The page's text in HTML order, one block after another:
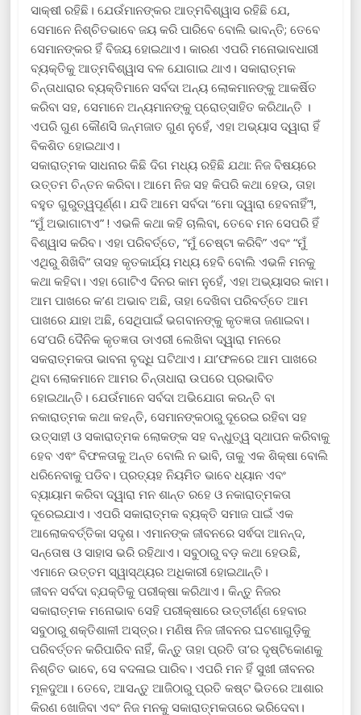
ସାକ୍ଷୀ ରହିଛି। ଯେଉଁମାନଙ୍କର ଆତ୍ମବିଶ୍ୱାସ ରହିଛି ଯେ,
ସେମାନେ ନିଶ୍ଚିତଭାବେ ଜୟ କରି ପାରିବେ ବୋଲି ଭାବନ୍ତି; ତେବେ
ସେମାନଙ୍କର ହିଁ ବିଜୟ ହୋଇଥାଏ। କାରଣ ଏପରି ମନୋଭାବଧାରୀ
ବ୍ୟକ୍ତିକୁ ଆତ୍ମବିଶ୍ୱାସ ବଳ ଯୋଗାଇ ଥାଏ। ସକାରାତ୍ମକ
ଚିନ୍ତାଧାରାର ବ୍ୟକ୍ତିମାନେ ସର୍ବଦା ଅନ୍ୟ ଲୋକମାନଙ୍କୁ ଆକର୍ଷିତ
କରିବା ସହ, ସେମାନେ ଅନ୍ୟମାନଙ୍କୁ ପ୍ରୋତ୍ସାହିତ କରିଥାନ୍ତି ।
ଏପରି ଗୁଣ କୌଣସି ଜନ୍ମଜାତ ଗୁଣ ନୁହେଁ, ଏହା ଅଭ୍ୟାସ ଦ୍ୱାରା ହିଁ
ବିକଶିତ ହୋଇଥାଏ।
ସକାରାତ୍ମକ ସାଧନାର କିଛି ଦିଗ ମଧ୍ୟ ରହିଛି ଯଥା: ନିଜ ବିଷୟରେ
ଉତ୍ତମ ଚିନ୍ତନ କରିବା। ଆମେ ନିଜ ସହ କିପରି କଥା ହେଉ, ତାହା
ବହୁତ ଗୁରୁତ୍ୱପୂର୍ଣ୍ଣ। ଯଦି ଆମେ ସର୍ବଦା “ମୋ ଦ୍ୱାରା ହେବନାହିଁ”!,
“ମୁଁ ଅଭାଗାଟାଏ” ! ଏଭଳି କଥା କହି ଚାଲିବା, ତେବେ ମନ ସେପରି ହିଁ
ବିଶ୍ୱାସ କରିବ। ଏହା ପରିବର୍ତ୍ତେ, “ମୁଁ ଚେଷ୍ଟା କରିବି” ଏବଂ “ମୁଁ
ଏଥିରୁ ଶିଖିବି” ତାସହ କୃତକାର୍ଯ୍ୟ ମଧ୍ୟ ହେବି ବୋଲି ଏଭଳି ମନକୁ
କଥା କହିବା। ଏହା ଗୋଟିଏ ଦିନର କାମ ନୁହେଁ, ଏହା ଅଭ୍ୟାସର କାମ।
ଆମ ପାଖରେ କ’ଣ ଅଭାବ ଅଛି, ତାହା ଦେଖିବା ପରିବର୍ତ୍ତେ ଆମ
ପାଖରେ ଯାହା ଅଛି, ସେଥିପାଇଁ ଭଗବାନଙ୍କୁ କୃତଜ୍ଞତା ଜଣାଇବା।
ସେ’ପରି ଦୈନିକ କୃତଜ୍ଞତା ଡାଏରୀ ଲେଖିବା ଦ୍ୱାରା ମନରେ
ସକରାତ୍ମକତା ଭାବନା ବୃଦ୍ଧି ଘଟିଥାଏ। ଯା’ଫଳରେ ଆମ ପାଖରେ
ଥିବା ଲୋକମାନେ ଆମର ଚିନ୍ତାଧାରା ଉପରେ ପ୍ରଭାବିତ
ହୋଇଥାନ୍ତି। ଯେଉଁମାନେ ସର୍ବଦା ଅଭିଯୋଗ କରନ୍ତି ବା
ନକାରାତ୍ମକ କଥା କହନ୍ତି, ସେମାନଙ୍କଠାରୁ ଦୂରେଇ ରହିବା ସହ
ଉତ୍ସାହୀ ଓ ସକାରାତ୍ମକ ଲୋକଙ୍କ ସହ ବନ୍ଧୁତ୍ୱ ସ୍ଥାପନ କରିବାକୁ
ହେବ ଏଵଂ ବିଫଳତାକୁ ଅନ୍ତ ବୋଲି ନ ଭାବି, ତାକୁ ଏକ ଶିକ୍ଷା ବୋଲି
ଧରିନେବାକୁ ପଡିବ। ପ୍ରତ୍ୟହ ନିୟମିତ ଭାବେ ଧ୍ୟାନ ଏବଂ
ବ୍ୟାୟାମ କରିବା ଦ୍ୱାରା ମନ ଶାନ୍ତ ରହେ ଓ ନକାରାତ୍ମକତା
ଦୂରେଇଯାଏ। ଏପରି ସକାରାତ୍ମକ ବ୍ୟକ୍ତି ସମାଜ ପାଇଁ ଏକ
ଆଲୋକବର୍ତ୍ତିକା ସଦୃଶ। ଏମାନଙ୍କ ଜୀବନରେ ସର୍ଵଦା ଆନନ୍ଦ,
ସନ୍ତୋଷ ଓ ସାହାସ ଭରି ରହିଥାଏ। ସବୁଠାରୁ ବଡ଼ କଥା ହେଉଛି,
ଏମାନେ ଉତ୍ତମ ସ୍ୱାସ୍ଥ୍ୟର ଅଧିକାରୀ ହୋଇଥାନ୍ତି।
ଜୀବନ ସର୍ବଦା ବ୍ଯକ୍ତିକୁ ପରୀକ୍ଷା କରିଥାଏ। କିନ୍ତୁ ନିଜର
ସକାରାତ୍ମକ ମନୋଭାବ ସେହି ପରୀକ୍ଷାରେ ଉତ୍ତୀର୍ଣ୍ଣ ହେବାର
ସବୁଠାରୁ ଶକ୍ତିଶାଳୀ ଅସ୍ତ୍ର। ମଣିଷ ନିଜ ଜୀବନର ଘଟଣାଗୁଡ଼ିକୁ
ପରିବର୍ତ୍ତନ କରିପାରିବ ନାହିଁ, କିନ୍ତୁ ତାହା ପ୍ରତି ତା’ର ଦୃଷ୍ଟିକୋଣକୁ
ନିଶ୍ଚିତ ଭାବେ, ସେ ବଦଳାଇ ପାରିବ। ଏପରି ମନ ହିଁ ସୁଖୀ ଜୀବନର
ମୂଳଦୁଆ। ତେବେ, ଆସନ୍ତୁ ଆଜିଠାରୁ ପ୍ରତି କଷ୍ଟ ଭିତରେ ଆଶାର
କିରଣ ଖୋଜିବା ଏବଂ ନିଜ ମନକୁ ସକାରାତ୍ମକତାରେ ଭରିଦେବା।